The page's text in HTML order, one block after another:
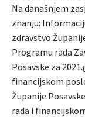
Na današnjem
znanju:
zdravstvo
Programu rada
Posavske za
financijskom
Županije
rada i